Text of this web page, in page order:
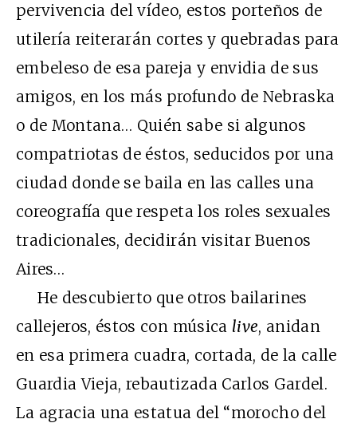
pervivencia del vídeo, estos porteños de
utilería reiterarán cortes y quebradas para
embeleso de esa pareja y envidia de sus
amigos, en los más profundo de Nebraska
o de Montana… Quién sabe si algunos
compatriotas de éstos, seducidos por una
ciudad donde se baila en las calles una
coreografía que respeta los roles sexuales
tradicionales, decidirán visitar Buenos
Aires…
He descubierto que otros bailarines
callejeros, éstos con música live, anidan
en esa primera cuadra, cortada, de la calle
Guardia Vieja, rebautizada Carlos Gardel.
La agracia una estatua del “morocho del